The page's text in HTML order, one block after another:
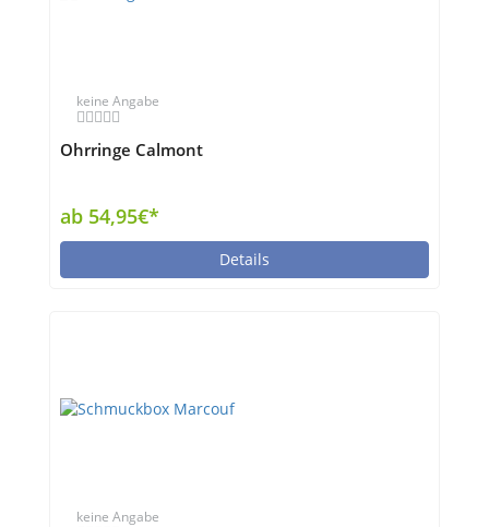
keine Angabe
Ohrringe Calmont
ab 54,95€*
Details
keine Angabe